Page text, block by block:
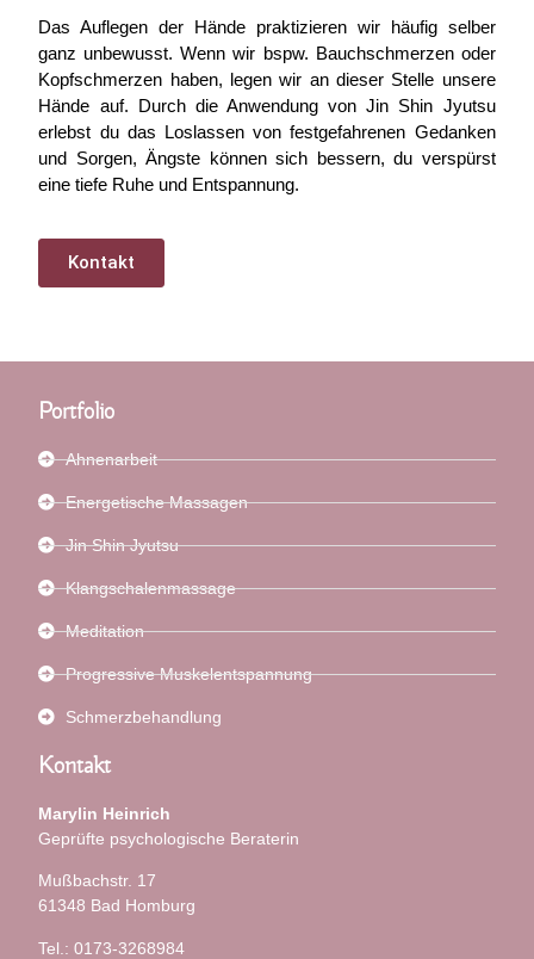
Das Auflegen der Hände praktizieren wir häufig selber
ganz unbewusst. Wenn wir bspw. Bauchschmerzen oder
Kopfschmerzen haben, legen wir an dieser Stelle unsere
Hände auf. Durch die Anwendung von Jin Shin Jyutsu
erlebst du das Loslassen von festgefahrenen Gedanken
und Sorgen, Ängste können sich bessern, du verspürst
eine tiefe Ruhe und Entspannung.
Kontakt
Portfolio
Ahnenarbeit
Energetische Massagen
Jin Shin Jyutsu
Klangschalenmassage
Meditation
Progressive Muskelentspannung
Schmerzbehandlung
Kontakt
Marylin Heinrich
Geprüfte psychologische Beraterin
Mußbachstr. 17
61348 Bad Homburg
Tel.: 0173-3268984